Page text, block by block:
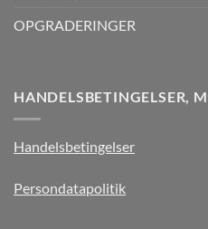
OPGRADERINGER
HANDELSBETINGELSER,
Handelsbetingelser
Persondatapolitik